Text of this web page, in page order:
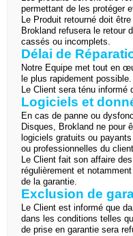
permettant de les protéger
Le Produit retourné doit
Brokland refusera le retour
cassés ou incomplets.
Délai de
Notre Equipe met tout en
le plus rapidement possible.
Le Client sera ténu informé
Logiciels et
En cas de panne ou
Disques, Brokland ne pour
logiciels gratuits ou
ou professionnelles du
Le Client fait son affaire
régulièrement et
de la garantie.
Exclusion de
Le Client est informé que
dans les conditions telles
de prise en garantie sera